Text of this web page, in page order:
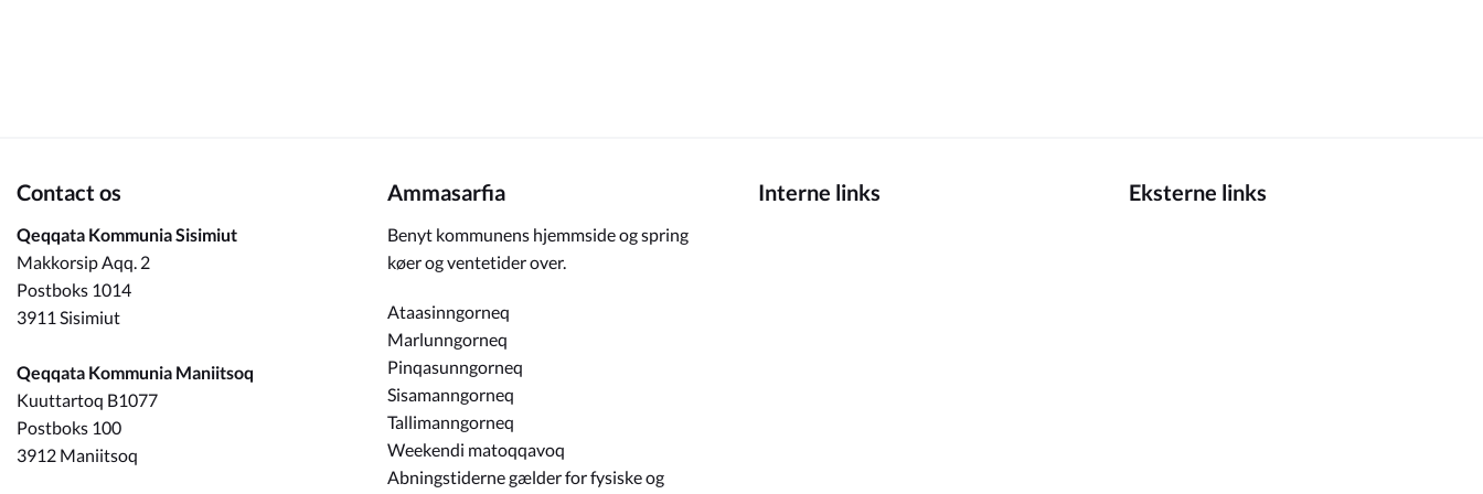
Contact os
Qeqqata Kommunia Sisimiut
Makkorsip Aqq. 2
Postboks 1014
3911 Sisimiut
Qeqqata Kommunia Maniitsoq
Kuuttartoq B1077
Postboks 100
3912 Maniitsoq
Ammasarfia
Benyt kommunens hjemmside og spring
køer og ventetider over.
Ataasinngorneq
Marlunngorneq
Pinqasunngorneq
Sisamanngorneq
Tallimanngorneq
Weekendi matoqqavoq
Abningstiderne gælder for fysiske og
Interne links Eksterne links